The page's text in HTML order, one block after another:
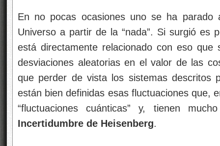
En no pocas ocasiones uno se ha
Universo a partir de la “nada”. Si surgió es
está directamente relacionado con eso que
desviaciones aleatorias en el valor de las
que perder de vista los sistemas descritos
están bien definidas esas fluctuaciones que,
“fluctuaciones cuánticas” y, tienen
Incertidumbre de Heisenberg.